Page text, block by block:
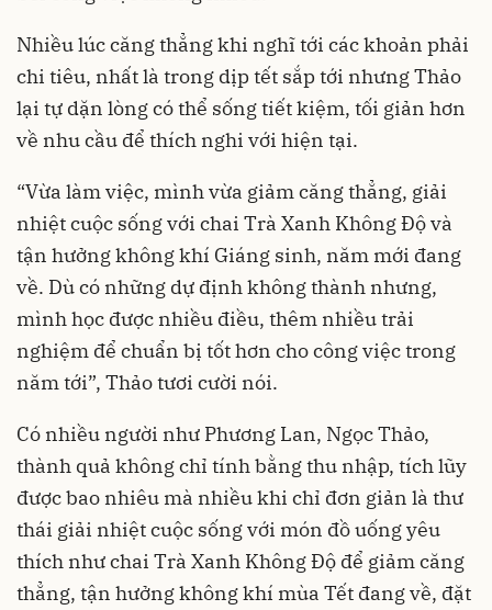
Nhiều lúc căng thẳng khi nghĩ tới các khoản phải
chi tiêu, nhất là trong dịp tết sắp tới nhưng Thảo
lại tự dặn lòng có thể sống tiết kiệm, tối giản hơn
về nhu cầu để thích nghi với hiện tại.
“Vừa làm việc, mình vừa giảm căng thẳng, giải
nhiệt cuộc sống với chai Trà Xanh Không Độ và
tận hưởng không khí Giáng sinh, năm mới đang
về. Dù có những dự định không thành nhưng,
mình học được nhiều điều, thêm nhiều trải
nghiệm để chuẩn bị tốt hơn cho công việc trong
năm tới”, Thảo tươi cười nói.
Có nhiều người như Phương Lan, Ngọc Thảo,
thành quả không chỉ tính bằng thu nhập, tích lũy
được bao nhiêu mà nhiều khi chỉ đơn giản là thư
thái giải nhiệt cuộc sống với món đồ uống yêu
thích như chai Trà Xanh Không Độ để giảm căng
thẳng, tận hưởng không khí mùa Tết đang về, đặt